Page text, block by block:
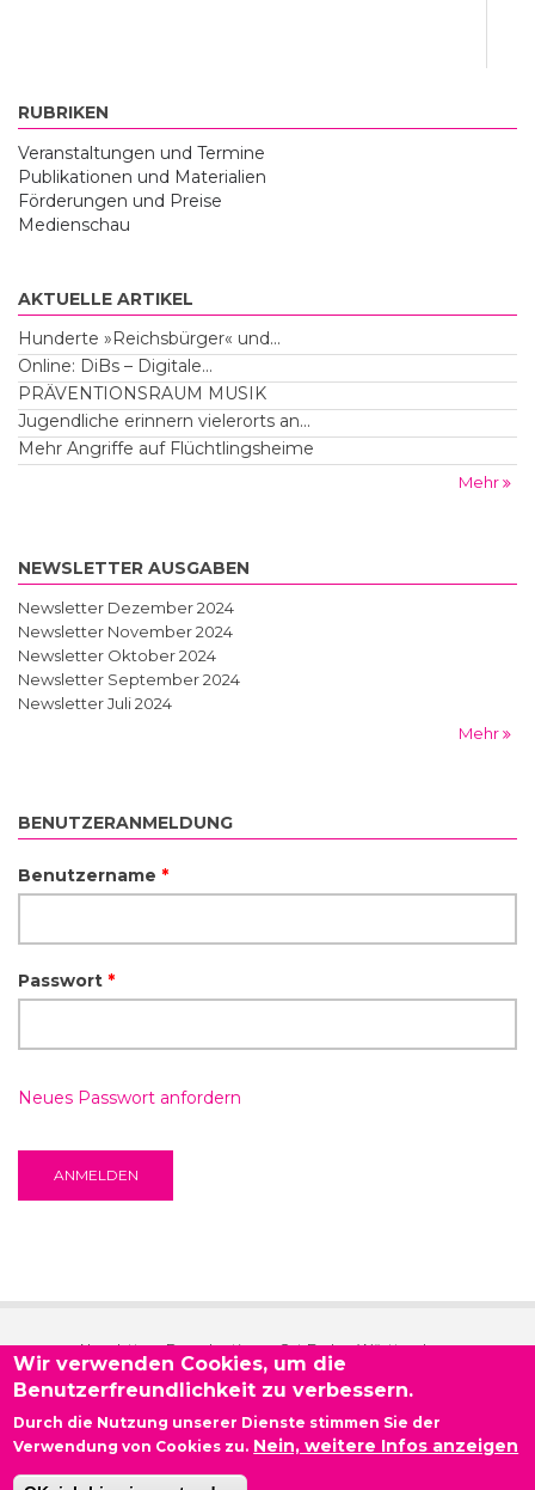
RUBRIKEN
Veranstaltungen und Termine
Publikationen und Materialien
Förderungen und Preise
Medienschau
AKTUELLE ARTIKEL
Hunderte »Reichsbürger« und...
Online: DiBs – Digitale...
PRÄVENTIONSRAUM MUSIK
Jugendliche erinnern vielerorts an...
Mehr Angriffe auf Flüchtlingsheime
Mehr
NEWSLETTER AUSGABEN
Newsletter Dezember 2024
Newsletter November 2024
Newsletter Oktober 2024
Newsletter September 2024
Newsletter Juli 2024
Mehr
BENUTZERANMELDUNG
Benutzername *
Passwort *
Neues Passwort anfordern
Newsletter - Demokratie vor Ort Baden-Württemberg
Impressum
Datenschutzerklärung
Wir verwenden Cookies, um die
Benutzerfreundlichkeit zu verbessern.
Durch die Nutzung unserer Dienste stimmen Sie der
Verwendung von Cookies zu. Nein, weitere Infos anzeigen